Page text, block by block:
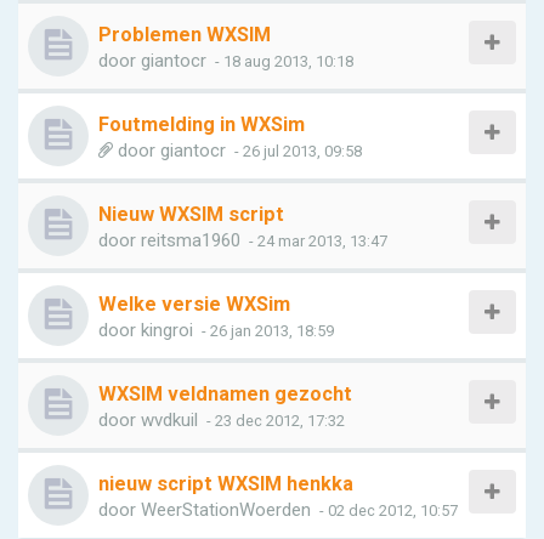
Problemen WXSIM
door giantocr - 18 aug 2013, 10:18
Foutmelding in WXSim
door giantocr - 26 jul 2013, 09:58
Nieuw WXSIM script
door reitsma1960 - 24 mar 2013, 13:47
Welke versie WXSim
door kingroi - 26 jan 2013, 18:59
WXSIM veldnamen gezocht
door wvdkuil - 23 dec 2012, 17:32
nieuw script WXSIM henkka
door WeerStationWoerden - 02 dec 2012, 10:57